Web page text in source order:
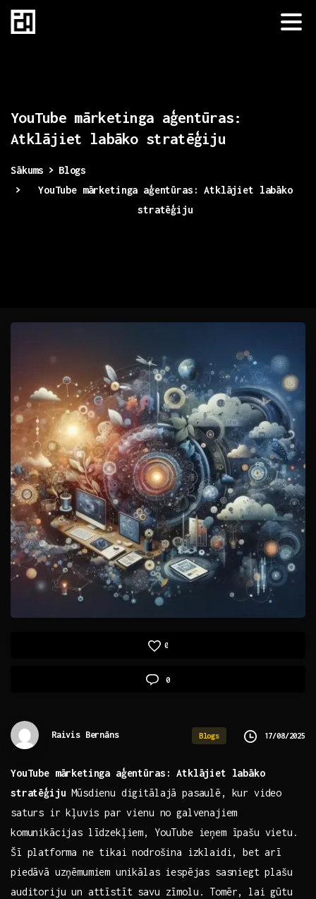
YouTube mārketinga aģentūras:
Atklājiet labāko stratēģiju
Sākums
Blogs
YouTube mārketinga aģentūras: Atklājiet labāko
stratēģiju
0
0
Raivis Bernāns Blogs 17/08/2025
YouTube mārketinga ‍aģentūras: ‌Atklājiet labāko
stratēģiju Mūsdienu digitālajā‌ pasaulē, ​kur video
‌saturs ir ⁢kļuvis par vienu no galvenajiem
‍komunikācijas līdzekļiem, YouTube ieņem īpašu vietu.
Šī platforma ne tikai⁢ nodrošina izklaidi,⁣ bet arī
piedāvā uzņēmumiem ⁣unikālas iespējas sasniegt plašu
auditoriju un attīstīt‌ savu‍ zīmolu. Tomēr, lai gūtu